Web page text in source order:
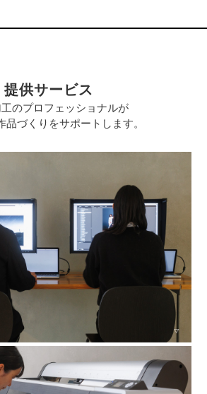
提供サービス
のプロフェッショナルが
品づくりをサポートします。